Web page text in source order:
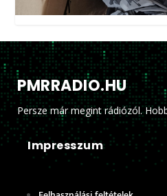
PMRRADIO.HU
Persze már megint rádiózól.
Impresszum